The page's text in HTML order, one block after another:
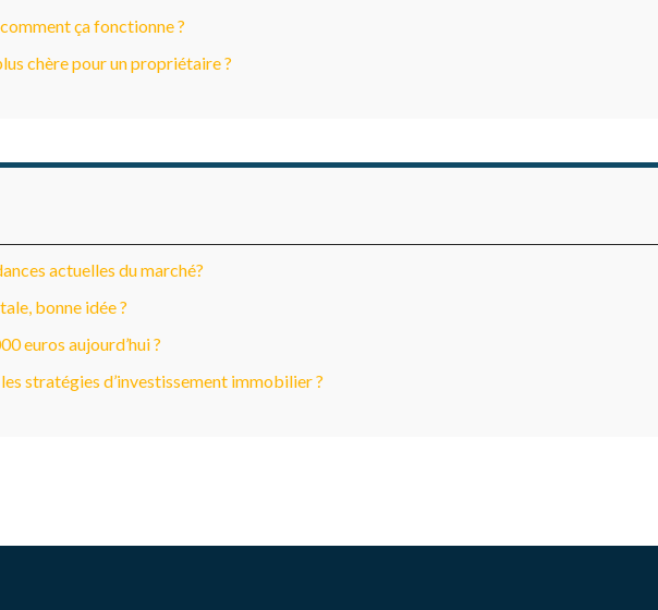
ça fonctionne ?
chère pour un propriétaire ?
actuelles du marché?
bonne idée ?
euros aujourd’hui ?
stratégies d’investissement immobilier ?